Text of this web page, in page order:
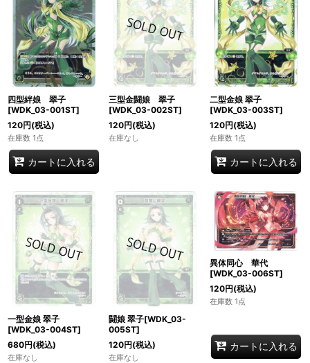
並び順:
絞り込む
四型絆娘 翠子
[WDK_03-001ST]
120円(税込)
在庫数 1点
カートに入れる
三型金闘娘 翠子
[WDK_03-002ST]
120円(税込)
在庫なし
二型金娘 翠子
[WDK_03-003ST]
120円(税込)
在庫数 1点
カートに入れる
一型金娘 翠子
[WDK_03-004ST]
680円(税込)
在庫なし
闘娘 翠子[WDK_03-
005ST]
120円(税込)
在庫なし
異体同心 華代
[WDK_03-006ST]
120円(税込)
在庫数 1点
カートに入れる